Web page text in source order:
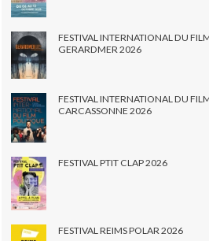
FESTIVAL INTERNATIONAL DU
GERARDMER 2026
FESTIVAL INTERNATIONAL DU
CARCASSONNE 2026
FESTIVAL PTIT CLAP 2026
FESTIVAL REIMS POLAR 2026